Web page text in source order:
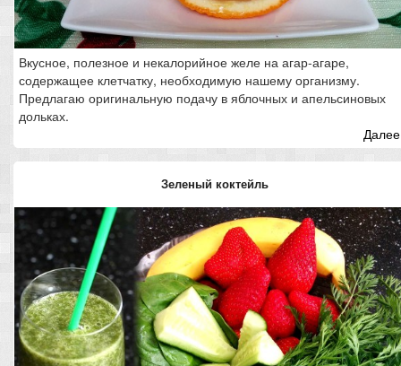
Вкусное, полезное и некалорийное желе на агар-агаре,
содержащее клетчатку, необходимую нашему организму.
Предлагаю оригинальную подачу в яблочных и апельсиновых
дольках.
Зеленый коктейль